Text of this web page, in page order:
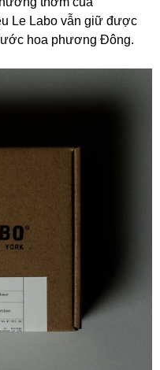
Le Labo vẫn giữ được
hoa phương Đông.